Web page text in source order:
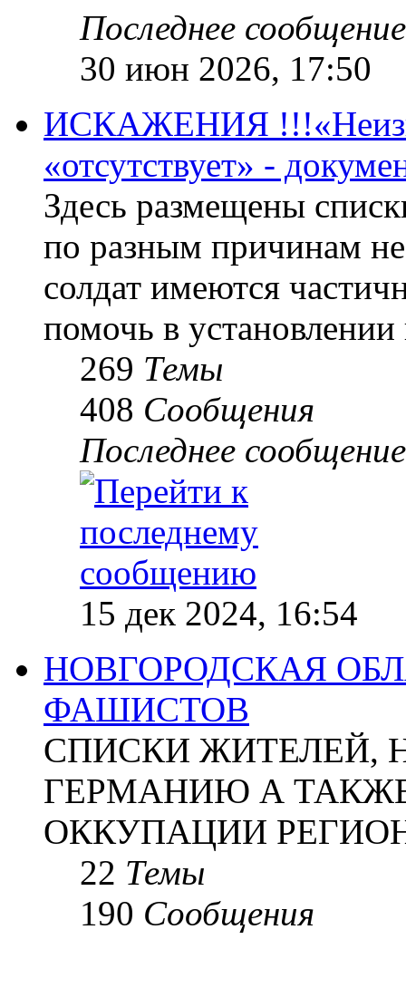
Последнее сообщение
30 июн 2026, 17:50
ИСКАЖЕНИЯ
«отсутствует» -
Здесь размещены
по разным причинам
солдат имеются
помочь в
269 Темы
408 Сообщения
Последнее сообщение
15 дек 2024, 16:54
НОВГОРОДСКАЯ
ФАШИСТОВ
СПИСКИ ЖИТЕЛЕЙ,
ГЕРМАНИЮ А
ОККУПАЦИИ
22 Темы
190 Сообщения